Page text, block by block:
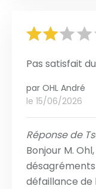
Pas satisfait
par OHL André
le 15/06/2026
Réponse de
Bonjour M.
défaillance de